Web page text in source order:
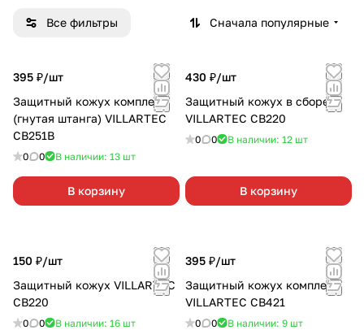
Все фильтры Сначала популярные
395 ₽/шт
Защитный кожух комплект
(гнутая штанга) VILLARTEC
CB251В
0 0 В наличии: 13 шт
В корзину
430 ₽/шт
Защитный кожух в сборе
VILLARTEC CB220
0 0 В наличии: 12 шт
В корзину
150 ₽/шт
Защитный кожух VILLARTEC
CB220
0 0 В наличии: 16 шт
395 ₽/шт
Защитный кожух комплект
VILLARTEC CB421
0 0 В наличии: 9 шт